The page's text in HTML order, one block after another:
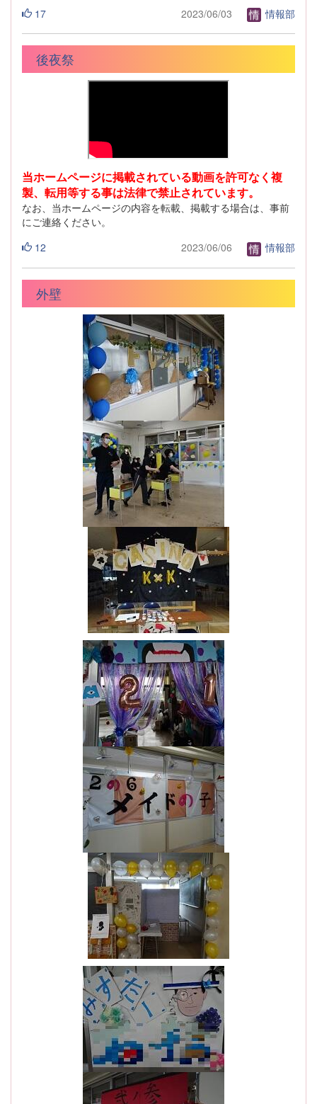
17
2023/06/03 情報部
後夜祭
当ホームページに掲載されている動画を許可なく複
製、転用等する事は法律で禁止されています。
なお、当ホームページの内容を転載、掲載する場合は、事前
にご連絡ください。
12
2023/06/06 情報部
外壁